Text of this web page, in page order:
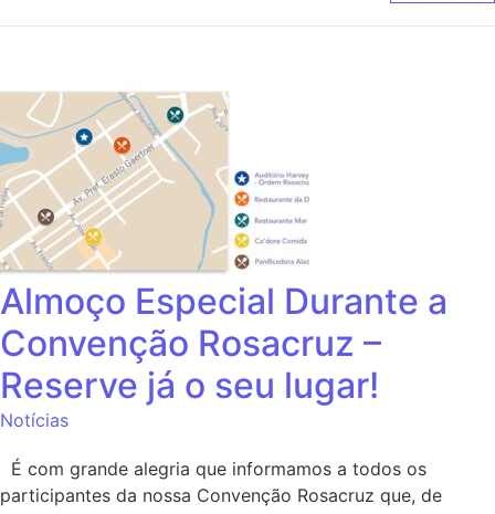
Almoço Especial Durante a
Convenção Rosacruz –
Reserve já o seu lugar!
Notícias
É com grande alegria que informamos a todos os
participantes da nossa Convenção Rosacruz que, de